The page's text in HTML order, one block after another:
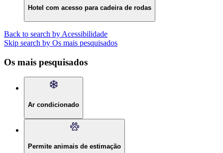
Hotel com acesso para cadeira de rodas
Back to search by Acessibilidade
Skip search by Os mais pesquisados
Os mais pesquisados
Ar condicionado
Permite animais de estimação